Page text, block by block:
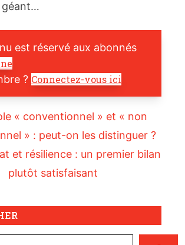
géant…
est réservé aux abonnés
? Connectez-vous ici
« conventionnel » et « non
» : peut-on les distinguer ?
et résilience : un premier bilan
plutôt satisfaisant